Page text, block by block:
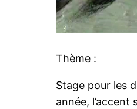
Thème :
Stage pour les
année, l’accent